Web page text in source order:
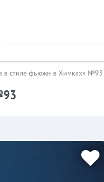
в стиле фьюжн в Химках» №93